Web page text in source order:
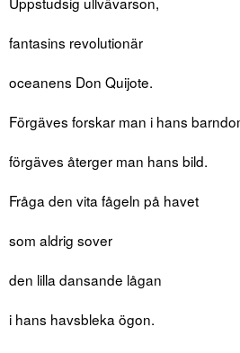
fantasins revolutionär
oceanens Don Quijote.
Förgäves forskar man i hans
förgäves återger man hans bild.
Fråga den vita fågeln på havet
som aldrig sover
den lilla dansande lågan
i hans havsbleka ögon.